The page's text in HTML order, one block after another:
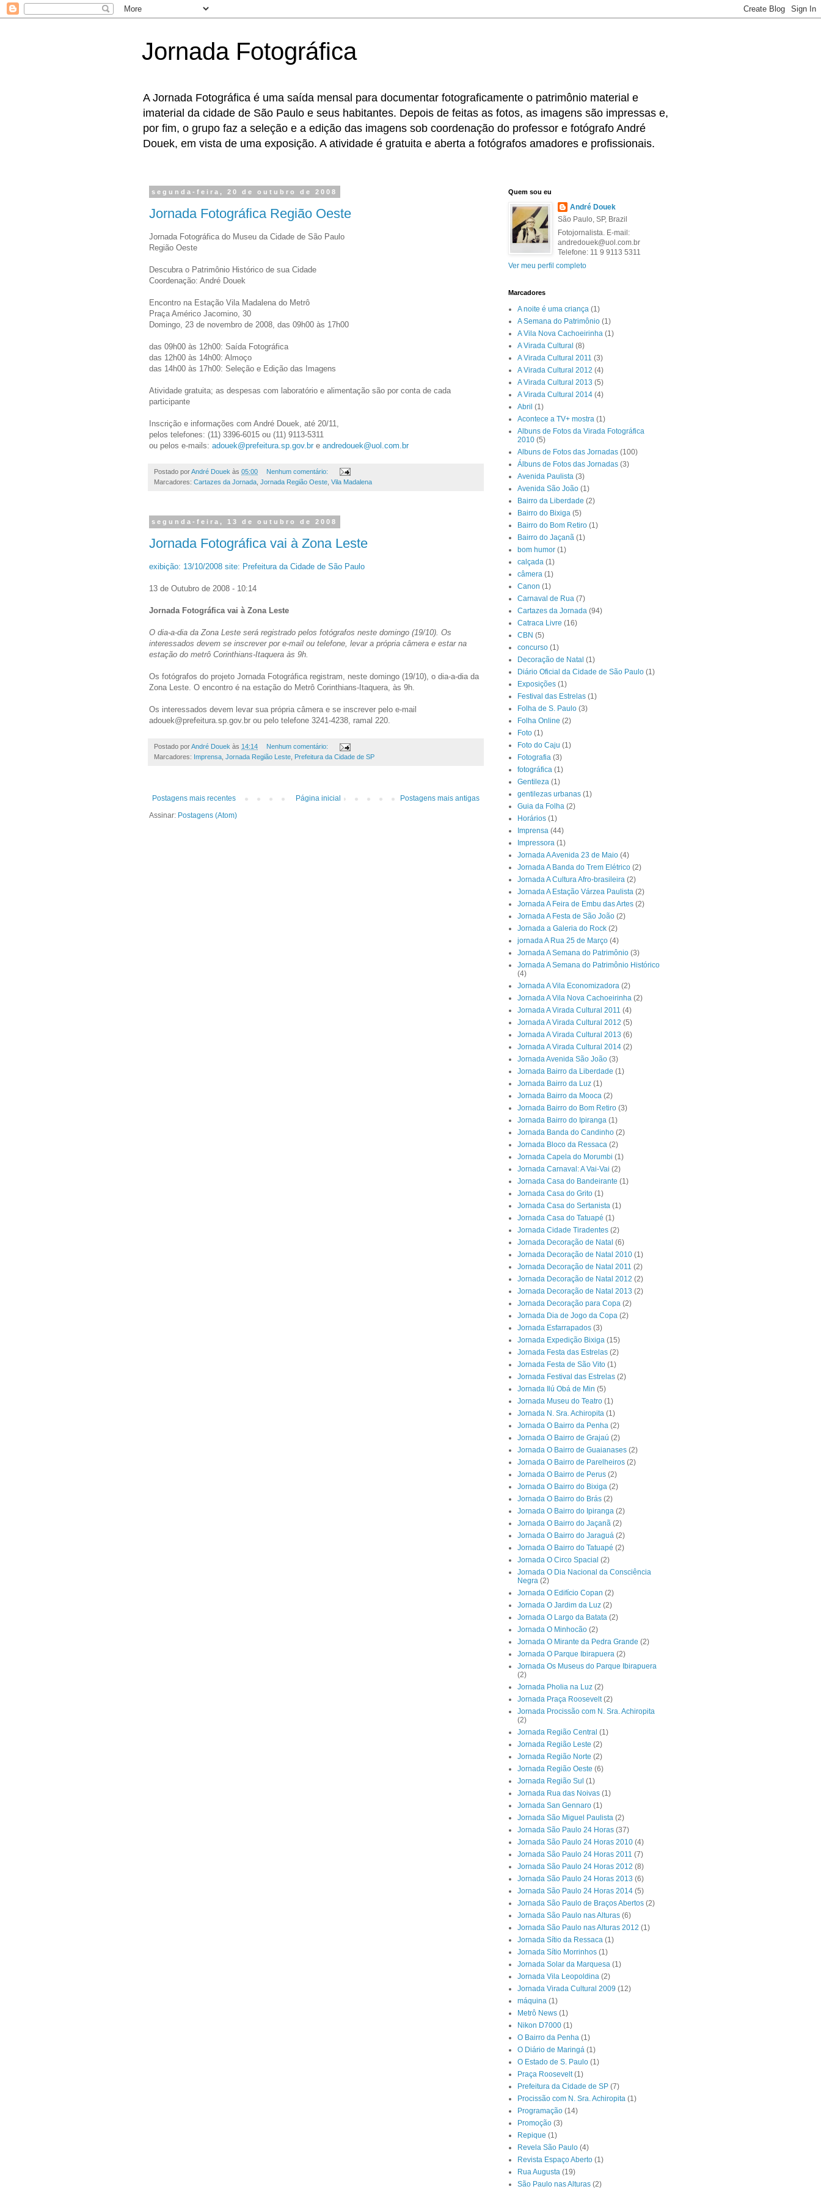
Jornada Fotográfica
A Jornada Fotográfica é uma saída mensal para documentar fotograficamente o patrimônio material e
imaterial da cidade de São Paulo e seus habitantes. Depois de feitas as fotos, as imagens são impressas e,
por fim, o grupo faz a seleção e a edição das imagens sob coordenação do professor e fotógrafo André
Douek, em vista de uma exposição. A atividade é gratuita e aberta a fotógrafos amadores e profissionais.
segunda-feira, 20 de outubro de 2008
Jornada Fotográfica Região Oeste
Jornada Fotográfica do Museu da Cidade de São Paulo
Região Oeste
Descubra o Patrimônio Histórico de sua Cidade
Coordenação: André Douek
Encontro na Estação Vila Madalena do Metrô
Praça Américo Jacomino, 30
Domingo, 23 de novembro de 2008, das 09h00 às 17h00
das 09h00 às 12h00: Saída Fotográfica
das 12h00 às 14h00: Almoço
das 14h00 às 17h00: Seleção e Edição das Imagens
Atividade gratuita; as despesas com laboratório e alimentação são por conta de cada
participante
Inscrição e informações com André Douek, até 20/11,
pelos telefones: (11) 3396-6015 ou (11) 9113-5311
ou pelos e-mails: adouek@prefeitura.sp.gov.br e andredouek@uol.com.br
Postado porAndré Douek às 05:00
Nenhum comentário:
Marcadores: Cartazes da Jornada Jornada Região Oeste Vila Madalena
segunda-feira, 13 de outubro de 2008
Jornada Fotográfica vai à Zona Leste
exibição: 13/10/2008 site: Prefeitura da Cidade de São Paulo
13 de Outubro de 2008 - 10:14
Jornada Fotográfica vai à Zona Leste
O dia-a-dia da Zona Leste será registrado pelos fotógrafos neste domingo (19/10). Os
interessados devem se inscrever por e-mail ou telefone, levar a própria câmera e estar na
estação do metrô Corinthians-Itaquera às 9h.
Os fotógrafos do projeto Jornada Fotográfica registram, neste domingo (19/10), o dia-a-dia da
Zona Leste. O encontro é na estação do Metrô Corinthians-Itaquera, às 9h.
Os interessados devem levar sua própria câmera e se inscrever pelo e-mail
adouek@prefeitura.sp.gov.br ou pelo telefone 3241-4238, ramal 220.
Postado porAndré Douek às 14:14
Nenhum comentário:
Marcadores: Imprensa Jornada Região Leste Prefeitura da Cidade de SP
Postagens mais recentes Postagens mais antigas
Página inicial
Assinar: Postagens (Atom)
Quem sou eu
André Douek
São Paulo, SP, Brazil
Fotojornalista. E-mail:
andredouek@uol.com.br
Telefone: 11 9 9113 5311
Ver meu perfil completo
Marcadores
A noite é uma criança (1)
A Semana do Patrimônio (1)
A Vila Nova Cachoeirinha (1)
A Virada Cultural (8)
A Virada Cultural 2011 (3)
A Virada Cultural 2012 (4)
A Virada Cultural 2013 (5)
A Virada Cultural 2014 (4)
Abril (1)
Acontece a TV+ mostra (1)
Albuns de Fotos da Virada Fotográfica
2010 (5)
Albuns de Fotos das Jornadas (100)
Álbuns de Fotos das Jornadas (3)
Avenida Paulista (3)
Avenida São João (1)
Bairro da Liberdade (2)
Bairro do Bixiga (5)
Bairro do Bom Retiro (1)
Bairro do Jaçanã (1)
bom humor (1)
calçada (1)
câmera (1)
Canon (1)
Carnaval de Rua (7)
Cartazes da Jornada (94)
Catraca Livre (16)
CBN (5)
concurso (1)
Decoração de Natal (1)
Diário Oficial da Cidade de São Paulo (1)
Exposições (1)
Festival das Estrelas (1)
Folha de S. Paulo (3)
Folha Online (2)
Foto (1)
Foto do Caju (1)
Fotografia (3)
fotográfica (1)
Gentileza (1)
gentilezas urbanas (1)
Guia da Folha (2)
Horários (1)
Imprensa (44)
Impressora (1)
Jornada A Avenida 23 de Maio (4)
Jornada A Banda do Trem Elétrico (2)
Jornada A Cultura Afro-brasileira (2)
Jornada A Estação Várzea Paulista (2)
Jornada A Feira de Embu das Artes (2)
Jornada A Festa de São João (2)
Jornada a Galeria do Rock (2)
jornada A Rua 25 de Março (4)
Jornada A Semana do Patrimônio (3)
Jornada A Semana do Patrimônio Histórico
(4)
Jornada A Vila Economizadora (2)
Jornada A Vila Nova Cachoeirinha (2)
Jornada A Virada Cultural 2011 (4)
Jornada A Virada Cultural 2012 (5)
Jornada A Virada Cultural 2013 (6)
Jornada A Virada Cultural 2014 (2)
Jornada Avenida São João (3)
Jornada Bairro da Liberdade (1)
Jornada Bairro da Luz (1)
Jornada Bairro da Mooca (2)
Jornada Bairro do Bom Retiro (3)
Jornada Bairro do Ipiranga (1)
Jornada Banda do Candinho (2)
Jornada Bloco da Ressaca (2)
Jornada Capela do Morumbi (1)
Jornada Carnaval: A Vai-Vai (2)
Jornada Casa do Bandeirante (1)
Jornada Casa do Grito (1)
Jornada Casa do Sertanista (1)
Jornada Casa do Tatuapé (1)
Jornada Cidade Tiradentes (2)
Jornada Decoração de Natal (6)
Jornada Decoração de Natal 2010 (1)
Jornada Decoração de Natal 2011 (2)
Jornada Decoração de Natal 2012 (2)
Jornada Decoração de Natal 2013 (2)
Jornada Decoração para Copa (2)
Jornada Dia de Jogo da Copa (2)
Jornada Esfarrapados (3)
Jornada Expedição Bixiga (15)
Jornada Festa das Estrelas (2)
Jornada Festa de São Vito (1)
Jornada Festival das Estrelas (2)
Jornada Ilú Obá de Min (5)
Jornada Museu do Teatro (1)
Jornada N. Sra. Achiropita (1)
Jornada O Bairro da Penha (2)
Jornada O Bairro de Grajaú (2)
Jornada O Bairro de Guaianases (2)
Jornada O Bairro de Parelheiros (2)
Jornada O Bairro de Perus (2)
Jornada O Bairro do Bixiga (2)
Jornada O Bairro do Brás (2)
Jornada O Bairro do Ipiranga (2)
Jornada O Bairro do Jaçanã (2)
Jornada O Bairro do Jaraguá (2)
Jornada O Bairro do Tatuapé (2)
Jornada O Circo Spacial (2)
Jornada O Dia Nacional da Consciência
Negra (2)
Jornada O Edifício Copan (2)
Jornada O Jardim da Luz (2)
Jornada O Largo da Batata (2)
Jornada O Minhocão (2)
Jornada O Mirante da Pedra Grande (2)
Jornada O Parque Ibirapuera (2)
Jornada Os Museus do Parque Ibirapuera
(2)
Jornada Pholia na Luz (2)
Jornada Praça Roosevelt (2)
Jornada Procissão com N. Sra. Achiropita
(2)
Jornada Região Central (1)
Jornada Região Leste (2)
Jornada Região Norte (2)
Jornada Região Oeste (6)
Jornada Região Sul (1)
Jornada Rua das Noivas (1)
Jornada San Gennaro (1)
Jornada São Miguel Paulista (2)
Jornada São Paulo 24 Horas (37)
Jornada São Paulo 24 Horas 2010 (4)
Jornada São Paulo 24 Horas 2011 (7)
Jornada São Paulo 24 Horas 2012 (8)
Jornada São Paulo 24 Horas 2013 (6)
Jornada São Paulo 24 Horas 2014 (5)
Jornada São Paulo de Braços Abertos (2)
Jornada São Paulo nas Alturas (6)
Jornada São Paulo nas Alturas 2012 (1)
Jornada Sítio da Ressaca (1)
Jornada Sítio Morrinhos (1)
Jornada Solar da Marquesa (1)
Jornada Vila Leopoldina (2)
Jornada Virada Cultural 2009 (12)
máquina (1)
Metrô News (1)
Nikon D7000 (1)
O Bairro da Penha (1)
O Diário de Maringá (1)
O Estado de S. Paulo (1)
Praça Roosevelt (1)
Prefeitura da Cidade de SP (7)
Procissão com N. Sra. Achiropita (1)
Programação (14)
Promoção (3)
Repique (1)
Revela São Paulo (4)
Revista Espaço Aberto (1)
Rua Augusta (19)
São Paulo nas Alturas (2)